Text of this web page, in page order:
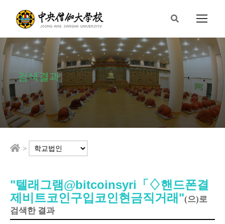
검색결과
>
"텔래그램@bitcoinsyri「♢핸드폰결
제비트코인구입코인현금직거래"(으)로
검색한 결과